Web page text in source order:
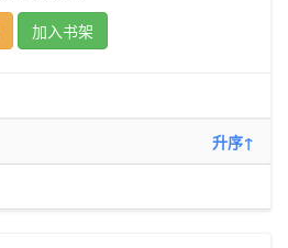
加入书架
升序↑